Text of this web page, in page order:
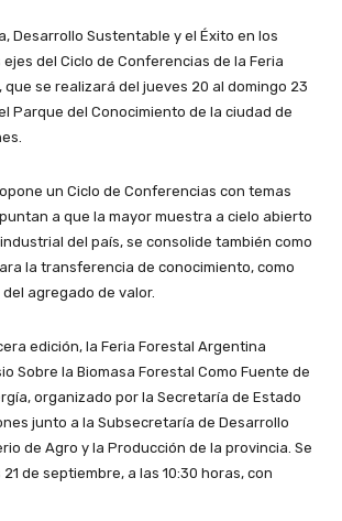
Desarrollo Sustentable y el Éxito en los
del Ciclo de Conferencias de la Feria
se realizará del jueves 20 al domingo 23
Parque del Conocimiento de la ciudad de
un Ciclo de Conferencias con temas
a que la mayor muestra a cielo abierto
del país, se consolide también como
la transferencia de conocimiento, como
agregado de valor.
edición, la Feria Forestal Argentina
Sobre la Biomasa Forestal Como Fuente de
organizado por la Secretaría de Estado
junto a la Subsecretaría de Desarrollo
de Agro y la Producción de la provincia. Se
de septiembre, a las 10:30 horas, con